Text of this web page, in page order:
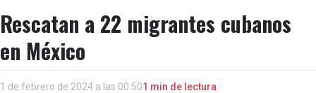
Rescatan a 22 migrantes cubanos
en México
1 de febrero de 2024 a las 00:501 min de lectura